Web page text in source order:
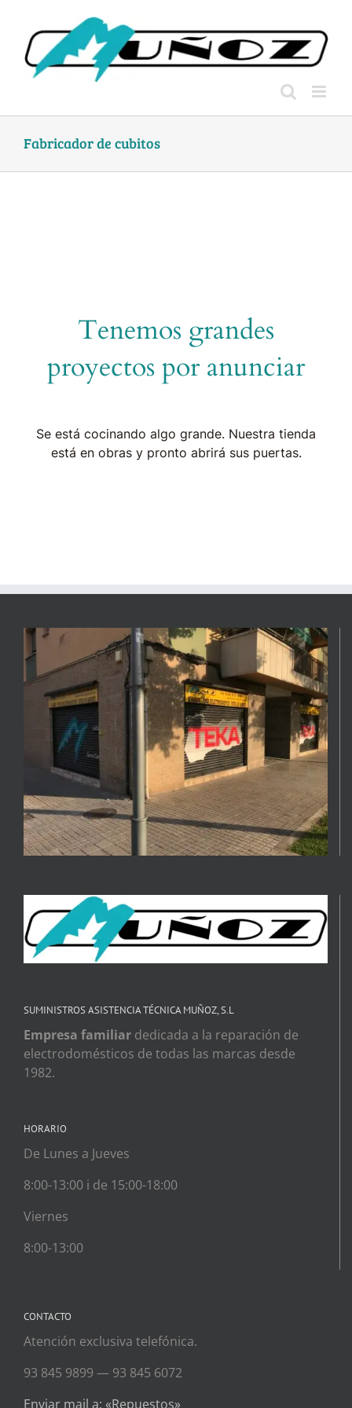
content
Fabricador de cubitos
Tenemos grandes
proyectos por anunciar
Se está cocinando algo grande. Nuestra tienda
está en obras y pronto abrirá sus puertas.
SUMINISTROS ASISTENCIA TÉCNICA MUÑOZ, S.L
Empresa familiar dedicada a la reparación de
electrodomésticos de todas las marcas desde
1982.
HORARIO
De Lunes a Jueves
8:00-13:00 i de 15:00-18:00
Viernes
8:00-13:00
CONTACTO
Atención exclusiva telefónica.
93 845 9899 — 93 845 6072
Enviar mail a: «Repuestos»